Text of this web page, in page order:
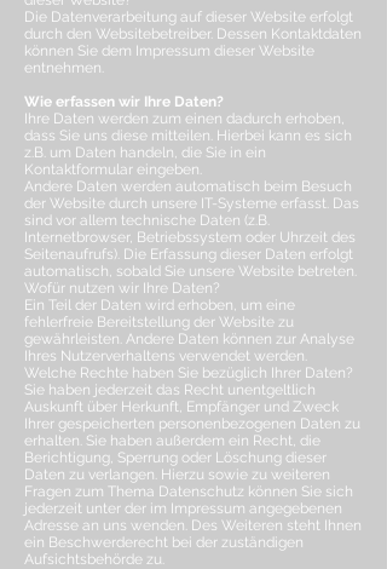
Die Datenverarbeitung auf dieser Website erfolgt
durch den Websitebetreiber. Dessen Kontaktdaten
können Sie dem Impressum dieser Website
entnehmen.
Wie erfassen wir Ihre Daten?
Ihre Daten werden zum einen dadurch erhoben,
dass Sie uns diese mitteilen. Hierbei kann es sich
z.B. um Daten handeln, die Sie in ein
Kontaktformular eingeben.
Andere Daten werden automatisch beim Besuch
der Website durch unsere IT-Systeme erfasst. Das
sind vor allem technische Daten (z.B.
Internetbrowser, Betriebssystem oder Uhrzeit des
Seitenaufrufs). Die Erfassung dieser Daten erfolgt
automatisch, sobald Sie unsere Website betreten.
Wofür nutzen wir Ihre Daten?
Ein Teil der Daten wird erhoben, um eine
fehlerfreie Bereitstellung der Website zu
gewährleisten. Andere Daten können zur Analyse
Ihres Nutzerverhaltens verwendet werden.
Welche Rechte haben Sie bezüglich Ihrer Daten?
Sie haben jederzeit das Recht unentgeltlich
Auskunft über Herkunft, Empfänger und Zweck
Ihrer gespeicherten personenbezogenen Daten zu
erhalten. Sie haben außerdem ein Recht, die
Berichtigung, Sperrung oder Löschung dieser
Daten zu verlangen. Hierzu sowie zu weiteren
Fragen zum Thema Datenschutz können Sie sich
jederzeit unter der im Impressum angegebenen
Adresse an uns wenden. Des Weiteren steht Ihnen
ein Beschwerderecht bei der zuständigen
Aufsichtsbehörde zu.